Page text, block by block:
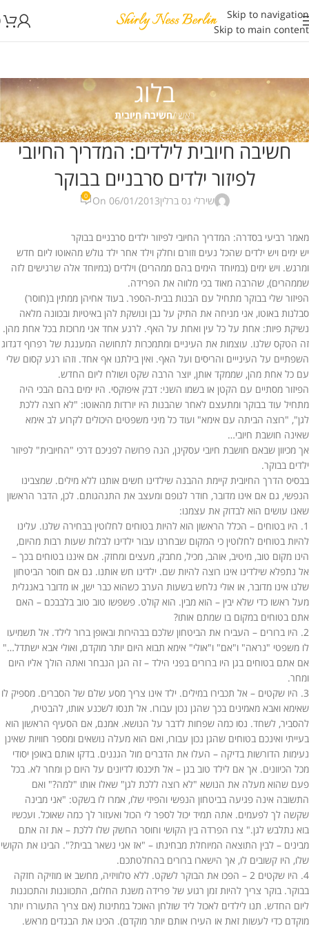
Skip to navigation
Skip to main content
בלוג
ראשי/חשיבה חיובית
חשיבה חיובית,חשיבה חיובית לילדים,חשיבה חיובית מאמרים
חשיבה חיובית לילדים: המדריך החיובי
לפיזור ילדים סרבניים בבוקר
שירלי נס ברליןOn 06/01/2013
0
מאמר רביעי בסדרה: המדריך החיובי לפיזור ילדים סרבניים בבוקר
יש ימים ויש ילדים שהכל נעים וזורם וחלק וילד אחר ילד גולש מהאוטו ליום חדש
ומרגש. ויש ימים (במיוחד הימים בהם ממהרים) וילדים (במיוחד אלה שרגישים לזה
שממהרים), שהרבה מאוד בכי מלווה את הפרידה.
הפיזור שלי בבוקר מתחיל עם הבנות בבית-הספר. בעוד אחיהן ממתין ב(חוסר)
סבלנות באוטו, אני מניחה את התיק על גבן ונושקת להן באיטיות ובכוונה מלאה
נשיקת פיות: אחת על כל עין ואחת על האף. לרגע אחד אני מרוכזת בכל אחת מהן.
זה הטקס שלנו. עוצמות את העיניים ומתמכרות לתחושה המענגת של רפרוף דגדוג
השפתיים על העינייים והריסים ועל האף. ואין בילתנו אף אחד. וזהו רגע קסום שלי
עם כל אחת מהן, שממקד אותן, יוצר הרבה שקט ושולח ליום החדש.
הפיזור מסתיים עם הקטן או בשמו השני: דבק איפוקסי. היו ימים בהם הבכי היה
מתחיל עוד בבוקר ומתעצם לאחר שהבנות היו יורדות מהאוטו: "לא רוצה ללכת
לגן", "רוצה הביתה עם אימא" ועוד כל מיני משפטים היכולים לקרוע לב אימא
שאינה חושבת חיובי…
אך מכיוון שבאם חושבת חיובי עסקינן, הנה פרושה לפניכם דרכי "החיובית" לפיזור
ילדים בבוקר.
בבסיס הדרך החיובית קיימת ההבנה שילדינו חשים אותנו ללא מילים. שמצבינו
הנפשי, גם אם אינו מדובר, חודר לגופם ומעצב את התנהגותם. לכן, הדבר הראשון
שאנו עושים הוא לבדוק את עצמנו:
1. היו בטוחים – הכלל הראשון הוא להיות בטוחים לחלוטין בבחירה שלנו. עלינו
להיות בטוחים לחלוטין כי המקום שבחרנו עבור ילדינו לבלות שעות רבות מהיום,
הינו מקום טוב, מיטיב, אוהב, מכיל, מחבק, מעצים ומחזק. אם איננו בטוחים בכך –
אל נתפלא שילדינו אינו רוצה להיות שם. ילדינו חש אותנו. גם אם חוסר הביטחון
שלנו אינו מדובר, או אולי נלחש בשעות הערב כשהוא כבר ישן, או מדובר באנגלית
מעל ראשו כדי שלא יבין – הוא מבין. הוא קולט. פשפשו טוב טוב בלבבכם – האם
אתם בטוחים במקום בו שמתם אותו?
2. היו ברורים – העבירו את הביטחון שלכם בבהירות ובאופן ברור לילד. אל תשמיעו
לו משפטי "נראה" ו"אם" ו"אולי" אימא תבוא היום יותר מוקדם, ואולי אבא ישתדל…"
אם אתם בטוחים בגן היו ברורים בפני הילד – זה הגן הנבחר ואתה הולך אליו היום
ומחר.
3. היו שקטים – אל תכבירו במילים. ילד אינו צריך מסע שלם של הסברים. מספיק לו
שאימא ואבא מאמינים בכך שהגן נכון עבורו. אל תנסו לשכנע אותו, להבטיח,
להסביר, לשחד. נסו כמה שפחות לדבר על הנושא. אמנם, אם הסעיף הראשון הוא
בעייתי ואינכם בטוחים שהגן נכון עבורו, ואם הוא מעלה נושאים ומספר חוויות שאינן
נעימות הדורשות בדיקה – העלו את הדברים מול הגננים. בדקו אותם באופן יסודי
מכל הכיוונים. אך אם לילד טוב בגן – אל תיכנסו לדיונים על היום כן ומחר לא. בכל
פעם שהוא מעלה את הנושא "לא רוצה ללכת לגן" שאלו אותו "למה?" ואם
התשובה אינה פגיעה בביטחון הנפשי והפיזי שלו, אמרו לו בשקט: "אני מבינה
שקשה לך לפעמים. אתה תמיד יכול לספר לי הכול ואעזור לך כמה שאוכל. ועכשיו
בוא נתלבש לגן." צרו הפרדה בין הקושי וחוסר החשק שלו ללכת – את זה אתם
מבינים – לבין התוצאה המיוחלת מבחינתו – "אז אני נשאר בבית?". הבינו את הקושי
שלו, היו קשובים לו, אך הישארו ברורים בהחלטתכם.
4. היו שקטים 2 – הפכו את הבוקר לשקט. ללא טלוויזיה, מחשב או מוזיקה חזקה
בבוקר. בוקר צריך להיות זמן רגוע של פרידה משנת החלום, התכווננות והתכוננות
ליום החדש. תנו לילדים לאכול ליד שולחן האוכל במתינות (אם צריך התעוררו יותר
מוקדם כדי לעשות זאת או העירו אותם יותר מוקדם). הכינו את הבגדים מראש.